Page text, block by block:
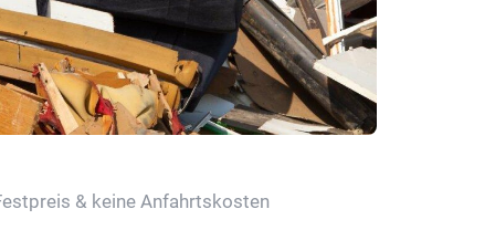
& keine Anfahrtskosten